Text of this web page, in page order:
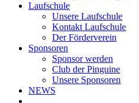
Laufschule
Unsere Laufschule
Kontakt Laufschule
Der Förderverein
Sponsoren
Sponsor werden
Club der Pinguine
Unsere Sponsoren
NEWS